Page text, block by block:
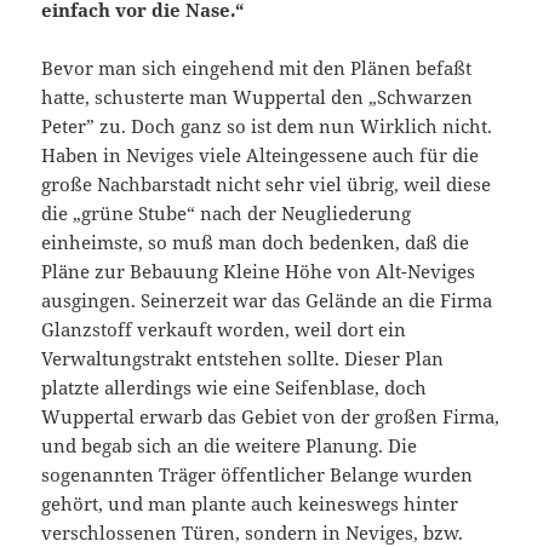
einfach vor die Nase.“
Bevor man sich eingehend mit den Plänen befaßt
hatte, schusterte man Wuppertal den „Schwarzen
Peter” zu. Doch ganz so ist dem nun Wirklich nicht.
Haben in Neviges viele Alteingessene auch für die
große Nachbarstadt nicht sehr viel übrig, weil diese
die „grüne Stube“ nach der Neugliederung
einheimste, so muß man doch bedenken, daß die
Pläne zur Bebauung Kleine Höhe von Alt-Neviges
ausgingen. Seinerzeit war das Gelände an die Firma
Glanzstoff verkauft worden, weil dort ein
Verwaltungstrakt entstehen sollte. Dieser Plan
platzte allerdings wie eine Seifenblase, doch
Wuppertal erwarb das Gebiet von der großen Firma,
und begab sich an die weitere Planung. Die
sogenannten Träger öffentlicherBelange wurden
gehört, und man plante auch keineswegs hinter
verschlossenen Türen, sondern in Neviges, bzw.